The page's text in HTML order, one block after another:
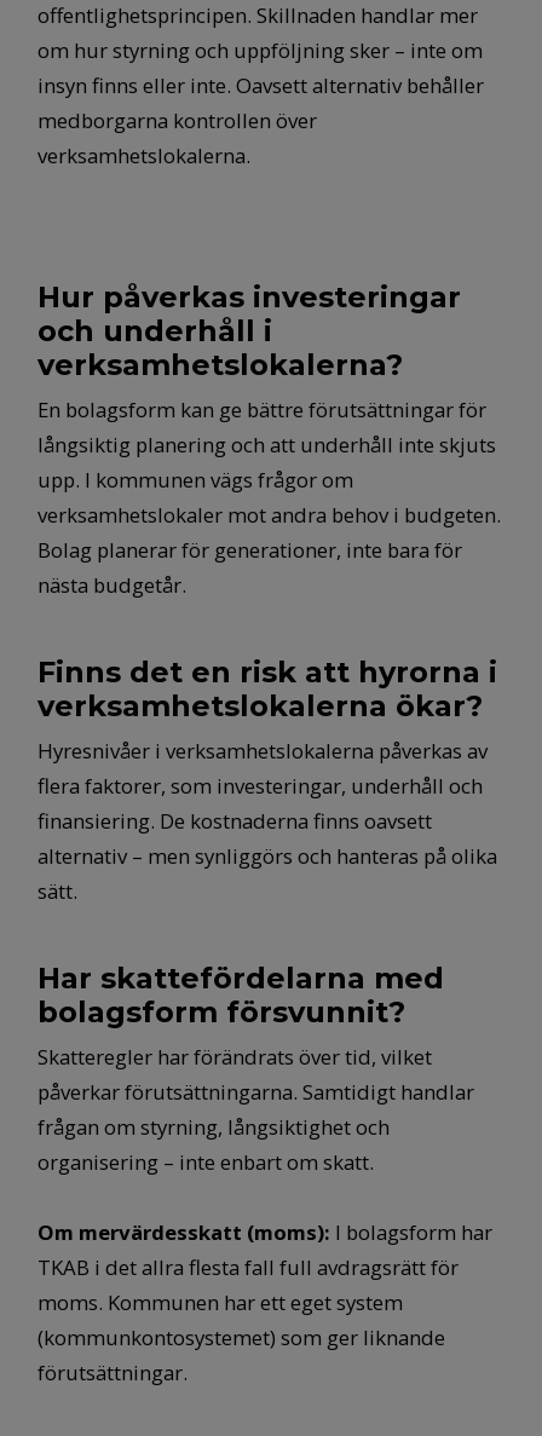
offentlighetsprincipen. Skillnaden handlar mer
om hur styrning och uppföljning sker – inte om
insyn finns eller inte. Oavsett alternativ behåller
medborgarna kontrollen över
verksamhetslokalerna.
Hur påverkas investeringar
och underhåll i
verksamhetslokalerna?
En bolagsform kan ge bättre förutsättningar för
långsiktig planering och att underhåll inte skjuts
upp. I kommunen vägs frågor om
verksamhetslokaler mot andra behov i budgeten.
Bolag planerar för generationer, inte bara för
nästa budgetår.
Finns det en risk att hyrorna i
verksamhetslokalerna ökar?
Hyresnivåer i verksamhetslokalerna påverkas av
flera faktorer, som investeringar, underhåll och
finansiering. De kostnaderna finns oavsett
alternativ – men synliggörs och hanteras på olika
sätt.
Har skattefördelarna med
bolagsform försvunnit?
Skatteregler har förändrats över tid, vilket
påverkar förutsättningarna. Samtidigt handlar
frågan om styrning, långsiktighet och
organisering – inte enbart om skatt.
Om mervärdesskatt (moms): I bolagsform har
TKAB i det allra flesta fall full avdragsrätt för
moms. Kommunen har ett eget system
(kommunkontosystemet) som ger liknande
förutsättningar.